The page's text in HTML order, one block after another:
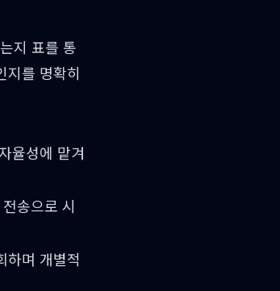
지 표를 통
지를 명확히
율성에 맡겨
송으로 시
하며 개별적